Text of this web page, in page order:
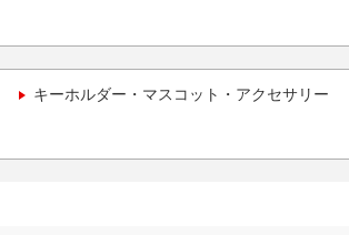
キーホルダー・マスコット・アクセサリー